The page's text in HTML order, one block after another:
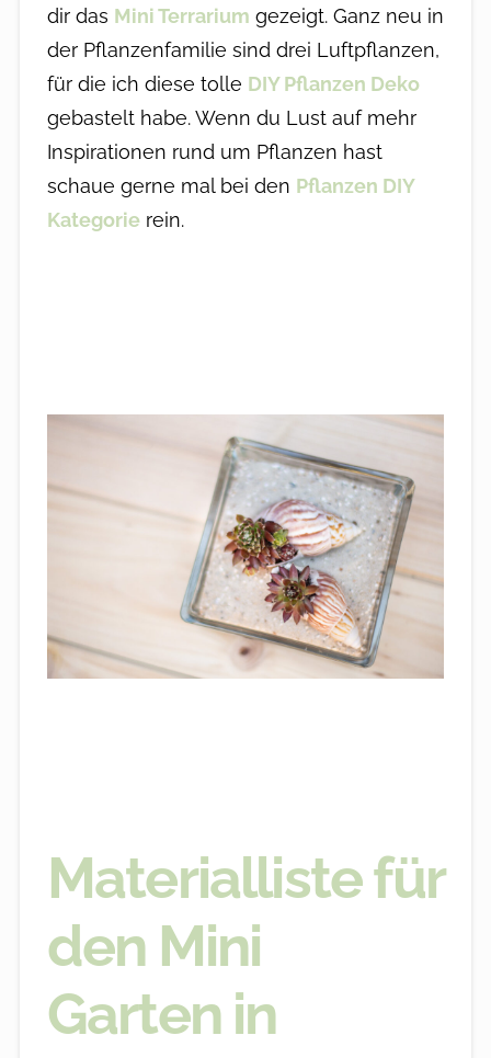
dir das Mini Terrarium gezeigt. Ganz neu in
der Pflanzenfamilie sind drei Luftpflanzen,
für die ich diese tolle DIY Pflanzen Deko
gebastelt habe. Wenn du Lust auf mehr
Inspirationen rund um Pflanzen hast
schaue gerne mal bei den Pflanzen DIY
Kategorierein.
Materialliste für
den Mini
Garten in